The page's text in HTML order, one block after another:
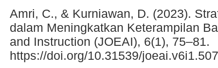
Amri, C., & Kurniawan, D. (2023).
dalam Meningkatkan Keterampilan
and Instruction (JOEAI), 6(1), 75–81.
https://doi.org/10.31539/